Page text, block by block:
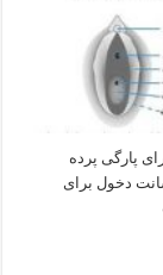
پارگی پرده
دخول برای